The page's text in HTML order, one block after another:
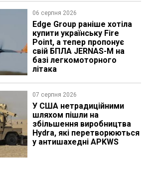
06 серпня 2026
Edge Group раніше хотіла
купити українську Fire
Point, а тепер пропонує
свій БПЛА JERNAS-M на
базі легкомоторного
літака
07 серпня 2026
У США нетрадиційними
шляхом пішли на
збільшення виробництва
Hydra, які перетворюються
у антишахедні APKWS